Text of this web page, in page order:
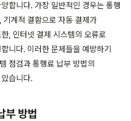
합니다. 가장 일반적인 경우는 통행
기계적 결함으로 자동 결제가
, 인터넷 결제 시스템의 오류로
니다. 이러한 문제들을 예방하기
점검과 통행료 납부 방법의
습니다.
부 방법